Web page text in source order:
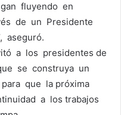
fluyendo en
de un Presidente
aseguró.
a los presidentes de
se construya un
que la próxima
a los trabajos